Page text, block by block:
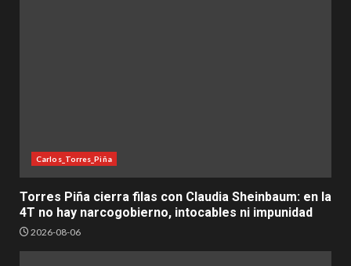
Carlos_Torres_Piña
Torres Piña cierra filas con Claudia Sheinbaum: en la
4T no hay narcogobierno, intocables ni impunidad
2026-08-06